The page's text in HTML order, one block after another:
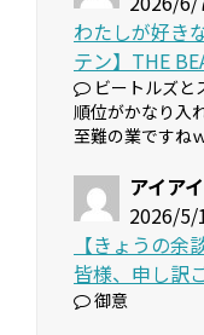
わたしが好き
テン】THE
ビートルズと
順位がかなり入
至難の業ですね
アイア
2026/5/
【きょうの
皆様、申し訳
御意